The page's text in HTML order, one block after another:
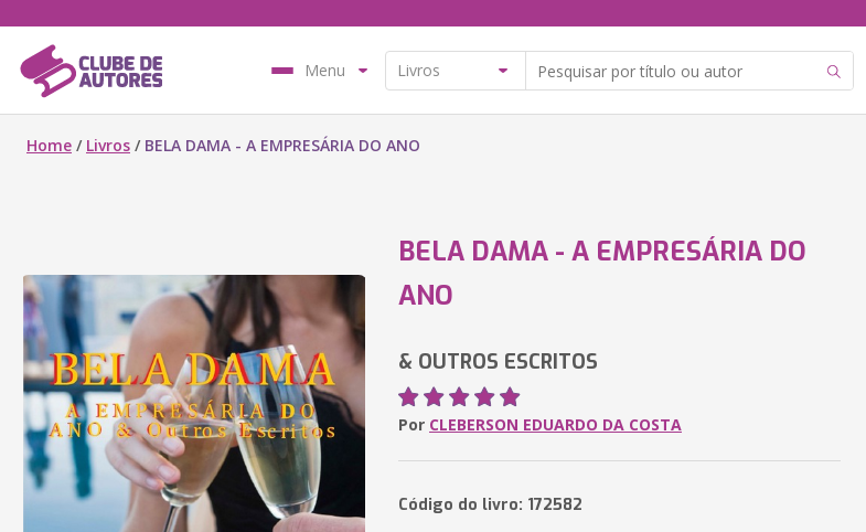
Menu
Home / Livros / BELA DAMA - A EMPRESÁRIA DO ANO
BELA DAMA - A EMPRESÁRIA DO
ANO
& OUTROS ESCRITOS
Por CLEBERSON EDUARDO DA COSTA
Código do livro: 172582